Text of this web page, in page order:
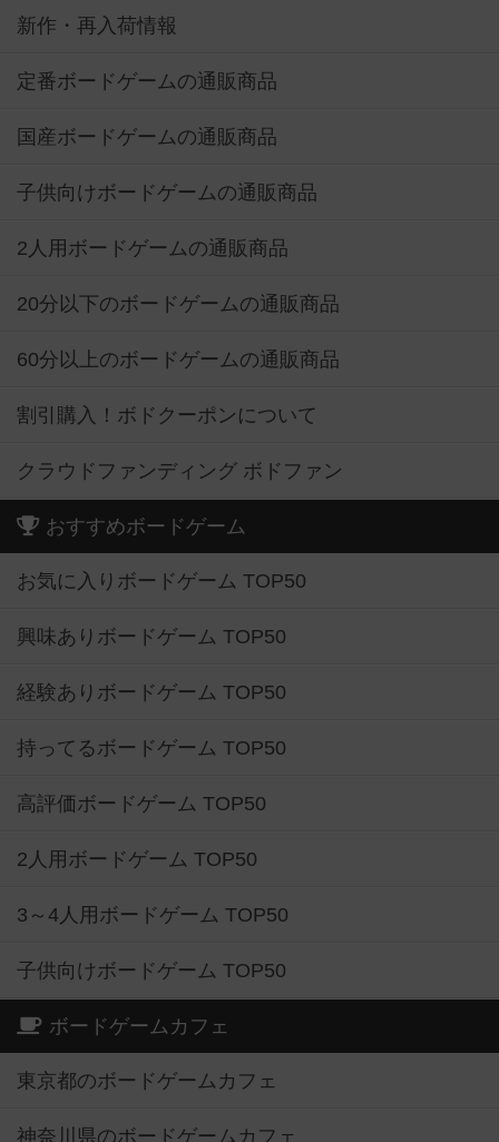
新作・再入荷情報
定番ボードゲームの通販商品
国産ボードゲームの通販商品
子供向けボードゲームの通販商品
2人用ボードゲームの通販商品
20分以下のボードゲームの通販商品
60分以上のボードゲームの通販商品
割引購入！ボドクーポンについて
クラウドファンディング ボドファン
おすすめボードゲーム
お気に入りボードゲーム TOP50
興味ありボードゲーム TOP50
経験ありボードゲーム TOP50
持ってるボードゲーム TOP50
高評価ボードゲーム TOP50
2人用ボードゲーム TOP50
3～4人用ボードゲーム TOP50
子供向けボードゲーム TOP50
ボードゲームカフェ
東京都のボードゲームカフェ
神奈川県のボードゲームカフェ